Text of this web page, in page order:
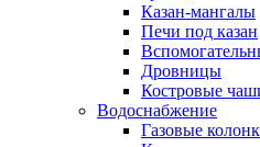
Казан-мангалы
Печи под казан
Дровницы
Костровые
Водоснабжение
Газовые